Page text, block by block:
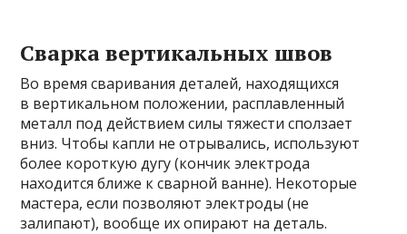
Сварка вертикальных швов
Во время сваривания деталей, находящихся
в вертикальном положении, расплавленный
металл под действием силы тяжести сползает
вниз. Чтобы капли не отрывались, используют
более короткую дугу (кончик электрода
находится ближе к сварной ванне). Некоторые
мастера, если позволяют электроды (не
залипают), вообще их опирают на деталь.